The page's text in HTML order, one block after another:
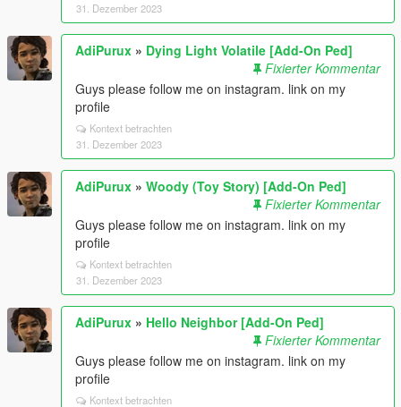
31. Dezember 2023
AdiPurux » Dying Light Volatile [Add-On Ped]
Fixierter Kommentar
Guys please follow me on instagram. link on my
profile
Kontext betrachten
31. Dezember 2023
AdiPurux » Woody (Toy Story) [Add-On Ped]
Fixierter Kommentar
Guys please follow me on instagram. link on my
profile
Kontext betrachten
31. Dezember 2023
AdiPurux » Hello Neighbor [Add-On Ped]
Fixierter Kommentar
Guys please follow me on instagram. link on my
profile
Kontext betrachten